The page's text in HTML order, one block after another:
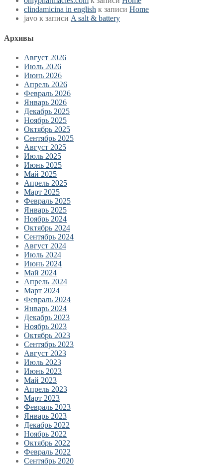
clindamicina in english к записи Home
javo к записи A salt & battery
Архивы
Август 2026
Июль 2026
Июнь 2026
Апрель 2026
Февраль 2026
Январь 2026
Декабрь 2025
Ноябрь 2025
Октябрь 2025
Сентябрь 2025
Август 2025
Июль 2025
Июнь 2025
Май 2025
Апрель 2025
Март 2025
Февраль 2025
Январь 2025
Ноябрь 2024
Октябрь 2024
Сентябрь 2024
Август 2024
Июль 2024
Июнь 2024
Май 2024
Апрель 2024
Март 2024
Февраль 2024
Январь 2024
Декабрь 2023
Ноябрь 2023
Октябрь 2023
Сентябрь 2023
Август 2023
Июль 2023
Июнь 2023
Май 2023
Апрель 2023
Март 2023
Февраль 2023
Январь 2023
Декабрь 2022
Ноябрь 2022
Октябрь 2022
Февраль 2022
Сентябрь 2020